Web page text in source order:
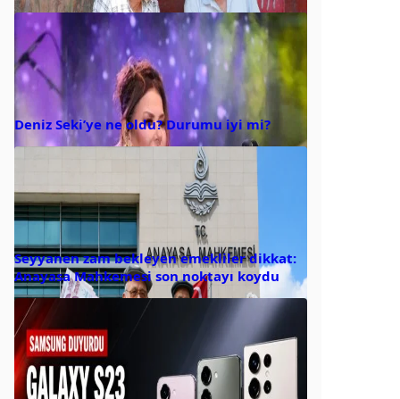
Deniz Seki’ye ne oldu? Durumu iyi mi?
Seyyanen zam bekleyen emekliler dikkat:
Anayasa Mahkemesi son noktayı koydu